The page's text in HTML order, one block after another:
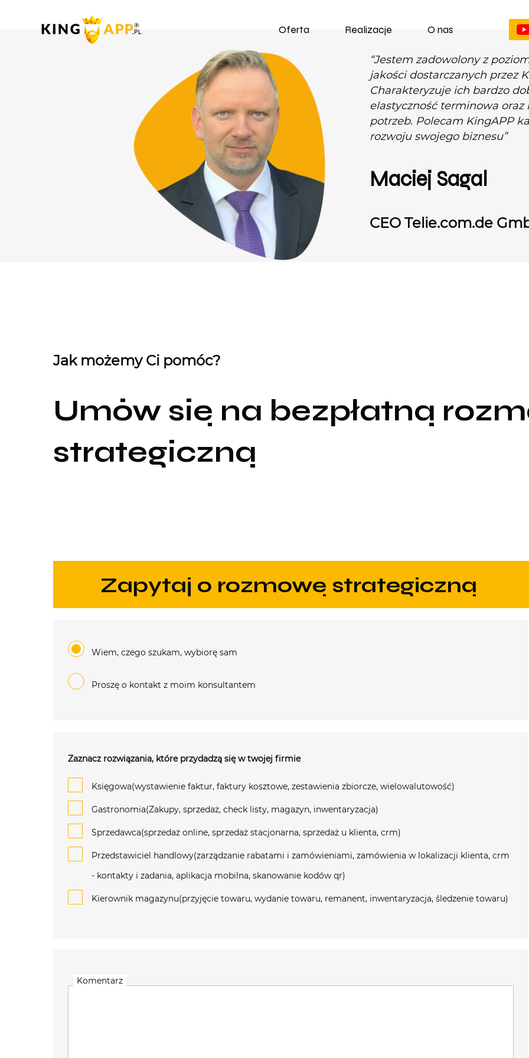
Oferta Realizacje O nas
“Jestem zadowolony z
jakości dostarczanych przez
Charakteryzuje ich bardzo
elastyczność terminowa oraz
potrzeb. Polecam KingAPP
rozwoju swojego biznesu”
Maciej Sagal
CEO Telie.com.de
Jak możemy Ci pomóc?
Umów się na bezpłatną
strategiczną
zapytaj o rozmowę strategiczną
Wiem, czego szukam, wybiorę sam
Proszę o kontakt z moim konsultantem
Zaznacz rozwiązania, które przydadzą się w twojej firmie
Księgowa(wystawienie faktur, faktury kosztowe, zestawienia zbiorcze, wielowalutowość)
Gastronomia(Zakupy, sprzedaż, check listy, magazyn, inwentaryzacja)
Sprzedawca(sprzedaż online, sprzedaż stacjonarna, sprzedaż u klienta, crm)
Przedstawiciel handlowy(zarządzanie rabatami i zamówieniami, zamówienia w lokalizacji klienta, crm
- kontakty i zadania, aplikacja mobilna, skanowanie kodów qr)
Kierownik magazynu(przyjęcie towaru, wydanie towaru, remanent, inwentaryzacja, śledzenie towaru)
Komentarz